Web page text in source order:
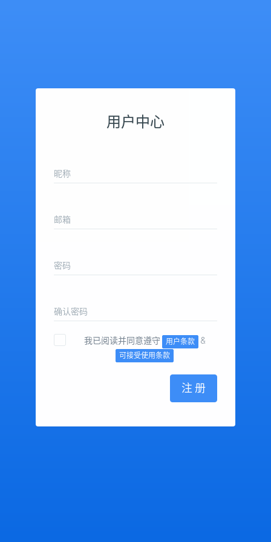
用户中心
昵称
邮箱
密码
确认密码
我已阅读并同意遵守 用户条款 &
可接受使用条款
注 册